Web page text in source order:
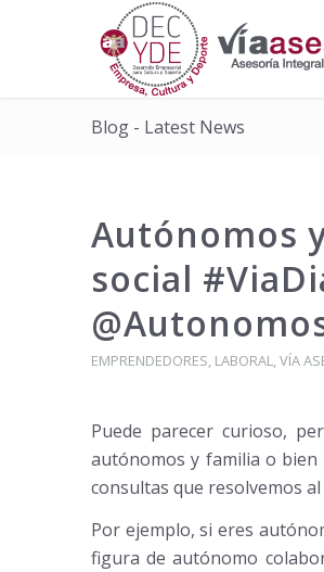
Blog - Latest News
Autónomos
social
EMPRENDEDORES, LABORAL,VÍA
Puede parecer curioso,
autónomos y familia o bien
consultas que resolvemos
Por ejemplo, si eres
figura de autónomo